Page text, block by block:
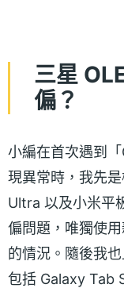
三星
偏？
小編在首次遇到
現異常時，我先
Ultra 以及小米平
偏問題，唯獨使
的情況。隨後我
包括 Galaxy Tab